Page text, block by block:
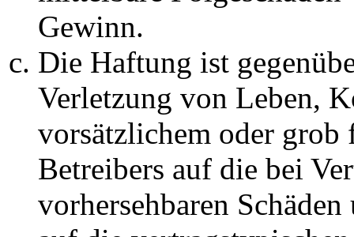
Gewinn.
Die Haftung ist
Verletzung von Leben,
vorsätzlichem oder grob
Betreibers auf die bei
vorhersehbaren